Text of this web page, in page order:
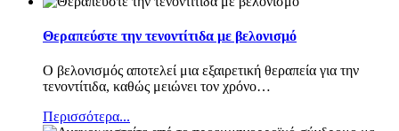
Θεραπεύστε την τενοντίτιδα με βελονισμό
Ο βελονισμός αποτελεί μια εξαιρετική θεραπεία για την
τενοντίτιδα, καθώς μειώνει τον χρόνο…
Περισσότερα...